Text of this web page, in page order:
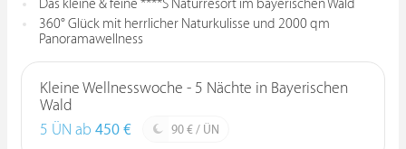
Das kleine & feine ****S Naturresort im bayerischen Wald
360° Glück mit herrlicher Naturkulisse und 2000 qm
Panoramawellness
Kleine Wellnesswoche - 5 Nächte in Bayerischen
Wald
5 ÜN ab 450 € 90 € / ÜN